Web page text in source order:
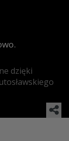
dzięki